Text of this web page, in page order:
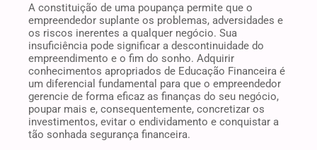
A constituição de uma poupança permite que o
empreendedor suplante os problemas, adversidades e
os riscos inerentes a qualquer negócio. Sua
insuficiência pode significar a descontinuidade do
empreendimento e o fim do sonho. Adquirir
conhecimentos apropriados de Educação Financeira é
um diferencial fundamental para que o empreendedor
gerencie de forma eficaz as finanças do seu negócio,
poupar mais e, consequentemente, concretizar os
investimentos, evitar o endividamento e conquistar a
tão sonhada segurança financeira.